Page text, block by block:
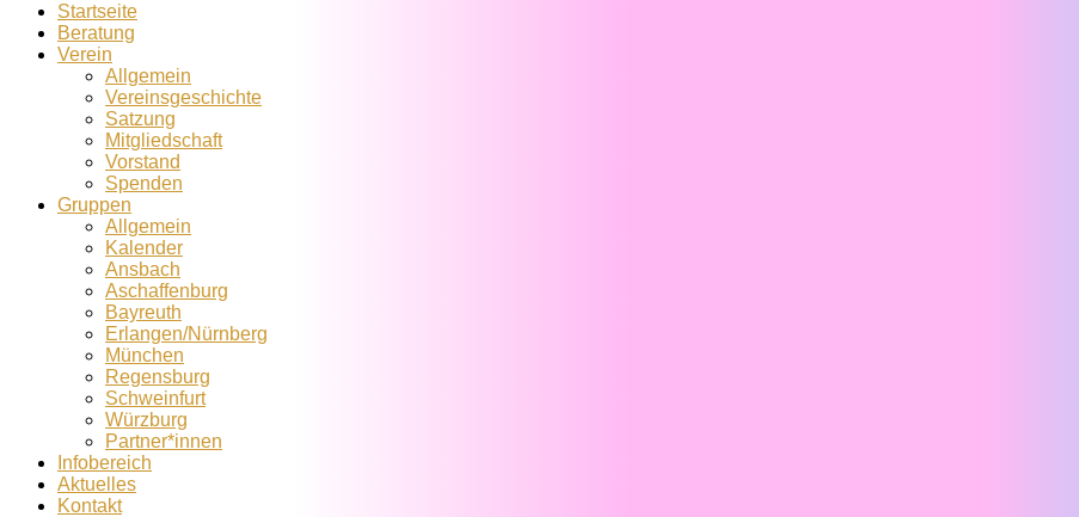
Startseite
Beratung
Verein
Allgemein
Vereins­geschichte
Satzung
Mitglied­schaft
Vorstand
Spenden
Gruppen
Allgemein
Kalender
Ansbach
Aschaffenburg
Bayreuth
Erlangen/Nürnberg
München
Regensburg
Schweinfurt
Würzburg
Partner*innen
Infobereich
Aktuelles
Kontakt